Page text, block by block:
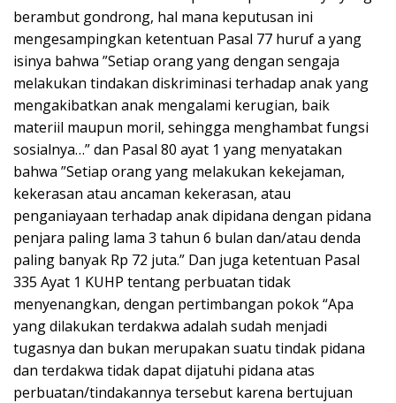
berambut gondrong, hal mana keputusan ini
mengesampingkan ketentuan Pasal 77 huruf a yang
isinya bahwa ”Setiap orang yang dengan sengaja
melakukan tindakan diskriminasi terhadap anak yang
mengakibatkan anak mengalami kerugian, baik
materiil maupun moril, sehingga menghambat fungsi
sosialnya…” dan Pasal 80 ayat 1 yang menyatakan
bahwa ”Setiap orang yang melakukan kekejaman,
kekerasan atau ancaman kekerasan, atau
penganiayaan terhadap anak dipidana dengan pidana
penjara paling lama 3 tahun 6 bulan dan/atau denda
paling banyak Rp 72 juta.” Dan juga ketentuan Pasal
335 Ayat 1 KUHP tentang perbuatan tidak
menyenangkan, dengan pertimbangan pokok “Apa
yang dilakukan terdakwa adalah sudah menjadi
tugasnya dan bukan merupakan suatu tindak pidana
dan terdakwa tidak dapat dijatuhi pidana atas
perbuatan/tindakannya tersebut karena bertujuan